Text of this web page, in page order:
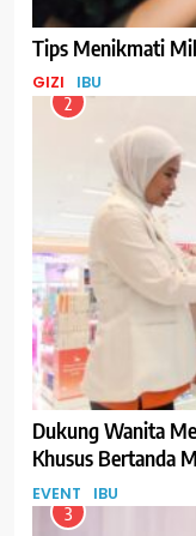
Tips Menikmati
GIZI IBU
2
Dukung Wanita
Khusus Bertanda
EVENT IBU
3